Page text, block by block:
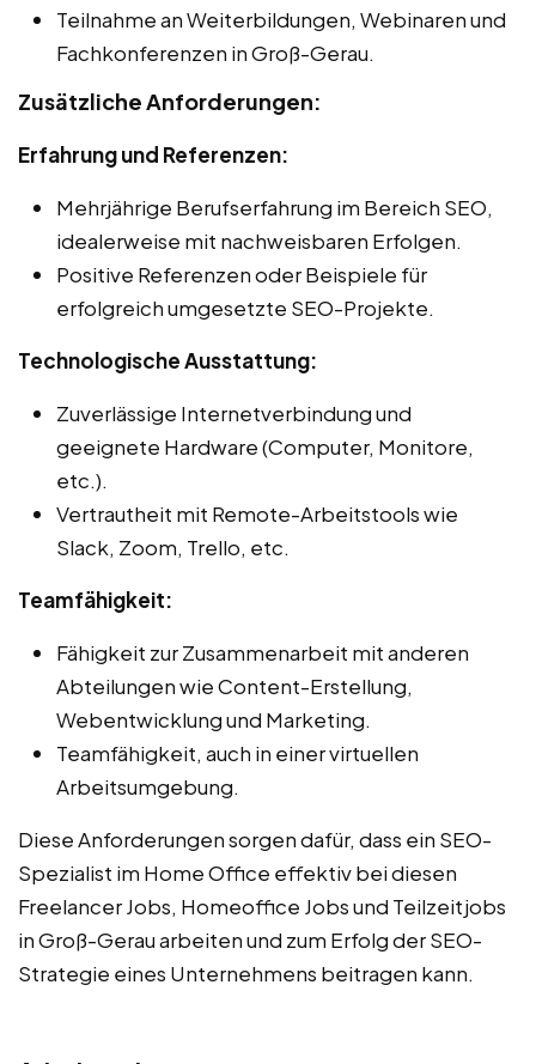
Teilnahme an Weiterbildungen, Webinaren und
Fachkonferenzen in Groß-Gerau.
Zusätzliche Anforderungen:
Erfahrung und Referenzen:
Mehrjährige Berufserfahrung im Bereich SEO,
idealerweise mit nachweisbaren Erfolgen.
Positive Referenzen oder Beispiele für
erfolgreich umgesetzte SEO-Projekte.
Technologische Ausstattung:
Zuverlässige Internetverbindung und
geeignete Hardware (Computer, Monitore,
etc.).
Vertrautheit mit Remote-Arbeitstools wie
Slack, Zoom, Trello, etc.
Teamfähigkeit:
Fähigkeit zur Zusammenarbeit mit anderen
Abteilungen wie Content-Erstellung,
Webentwicklung und Marketing.
Teamfähigkeit, auch in einer virtuellen
Arbeitsumgebung.
Diese Anforderungen sorgen dafür, dass ein SEO-
Spezialist im Home Office effektiv bei diesen
Freelancer Jobs, Homeoffice Jobs und Teilzeitjobs
in Groß-Gerau arbeiten und zum Erfolg der SEO-
Strategie eines Unternehmens beitragen kann.